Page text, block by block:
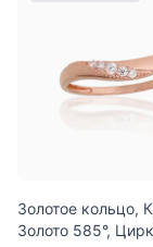
Золотое кольцо,
Золото 585°,